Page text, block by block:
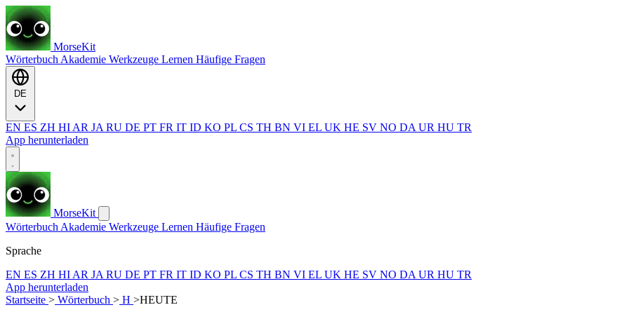
MorseKit
Wörterbuch Akademie Werkzeuge Lernen Häufige Fragen
EN ES ZH HI AR JA RU DE PT FR IT ID KO PL CS TH BN VI EL UK HE SV NO DA UR HU TR
App herunterladen
MorseKit
Wörterbuch Akademie Werkzeuge Lernen Häufige Fragen
Sprache
EN ES ZH HI AR JA RU DE PT FR IT ID KO PL CS TH BN VI EL UK HE SV NO DA UR HU TR
App herunterladen
Startseite > Wörterbuch > H >HEUTE